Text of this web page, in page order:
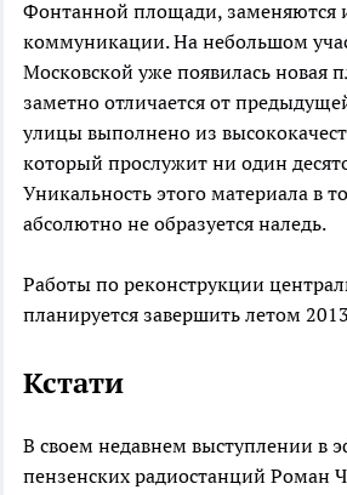
Фонтанной площади, заменяются
коммуникации. На небольшом
Московской уже появилась новая
заметно отличается от
улицы выполнено из
который прослужит ни один
Уникальность этого материала в
абсолютно не образуется наледь.
Работы по реконструкции
планируется завершить летом
Кстати
В своем недавнем выступлении в
пензенских радиостанций Роман